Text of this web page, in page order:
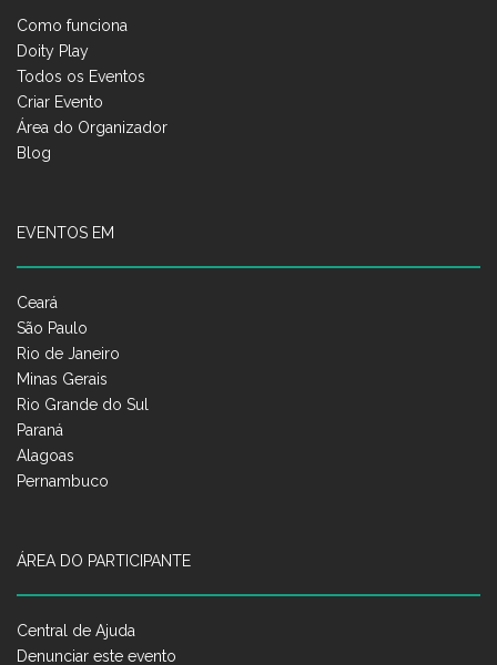
Como funciona
Doity Play
Todos os Eventos
Criar Evento
Área do Organizador
Blog
EVENTOS EM
Ceará
São Paulo
Rio de Janeiro
Minas Gerais
Rio Grande do Sul
Paraná
Alagoas
Pernambuco
ÁREA DO PARTICIPANTE
Central de Ajuda
Denunciar este evento